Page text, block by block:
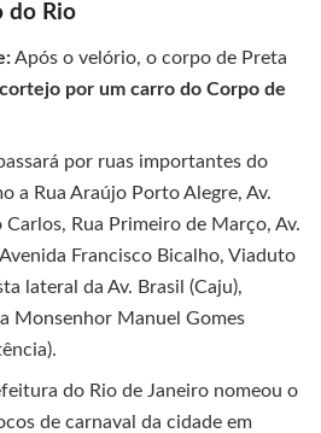
do Rio
Após o velório, o corpo de Preta
cortejo por um carro do Corpo de
por ruas importantes do
a Rua Araújo Porto Alegre, Av.
Rua Primeiro de Março, Av.
Francisco Bicalho, Viaduto
lateral da Av. Brasil (Caju),
Monsenhor Manuel Gomes
do Rio de Janeiro nomeou o
de carnaval da cidade em